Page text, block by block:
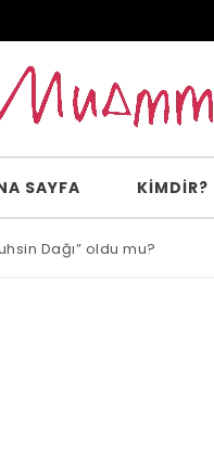
SAYFA KİMDİR?
Dağı” oldu mu?